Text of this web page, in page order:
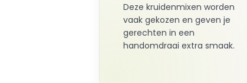
Deze kruidenmixen worden
vaak gekozen en geven je
gerechten in een
handomdraai extra smaak.